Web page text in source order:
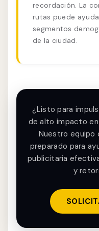
recordación. La
rutas puede
segmentos
de la ciudad.
¿Listo para
de alto impacto
Nuestro equipo
preparado para
publicitaria
y